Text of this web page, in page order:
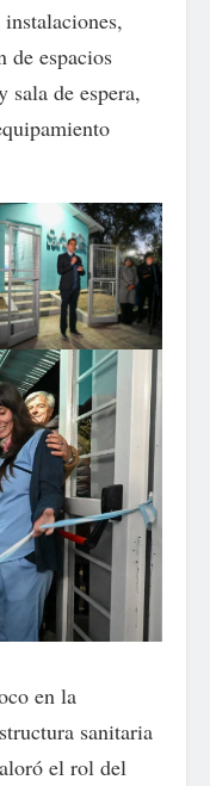
de espacios
de espera,
en la
sanitaria
el rol del